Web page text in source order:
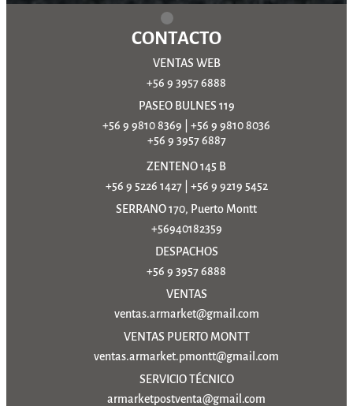
CONTACTO
VENTAS WEB
+56 9 3957 6888
PASEO BULNES 119
+56 9 9810 8369
+56 9 9810 8036
+56 9 3957 6887
ZENTENO 145 B
+56 9 5226 1427| +56 9 9219 5452
SERRANO 170, Puerto Montt
+56940182359
DESPACHOS
+56 9 3957 6888
VENTAS
ventas.armarket@gmail.com
VENTAS PUERTO MONTT
ventas.armarket.pmontt@gmail.com
SERVICIO TÉCNICO
armarketpostventa@gmail.com